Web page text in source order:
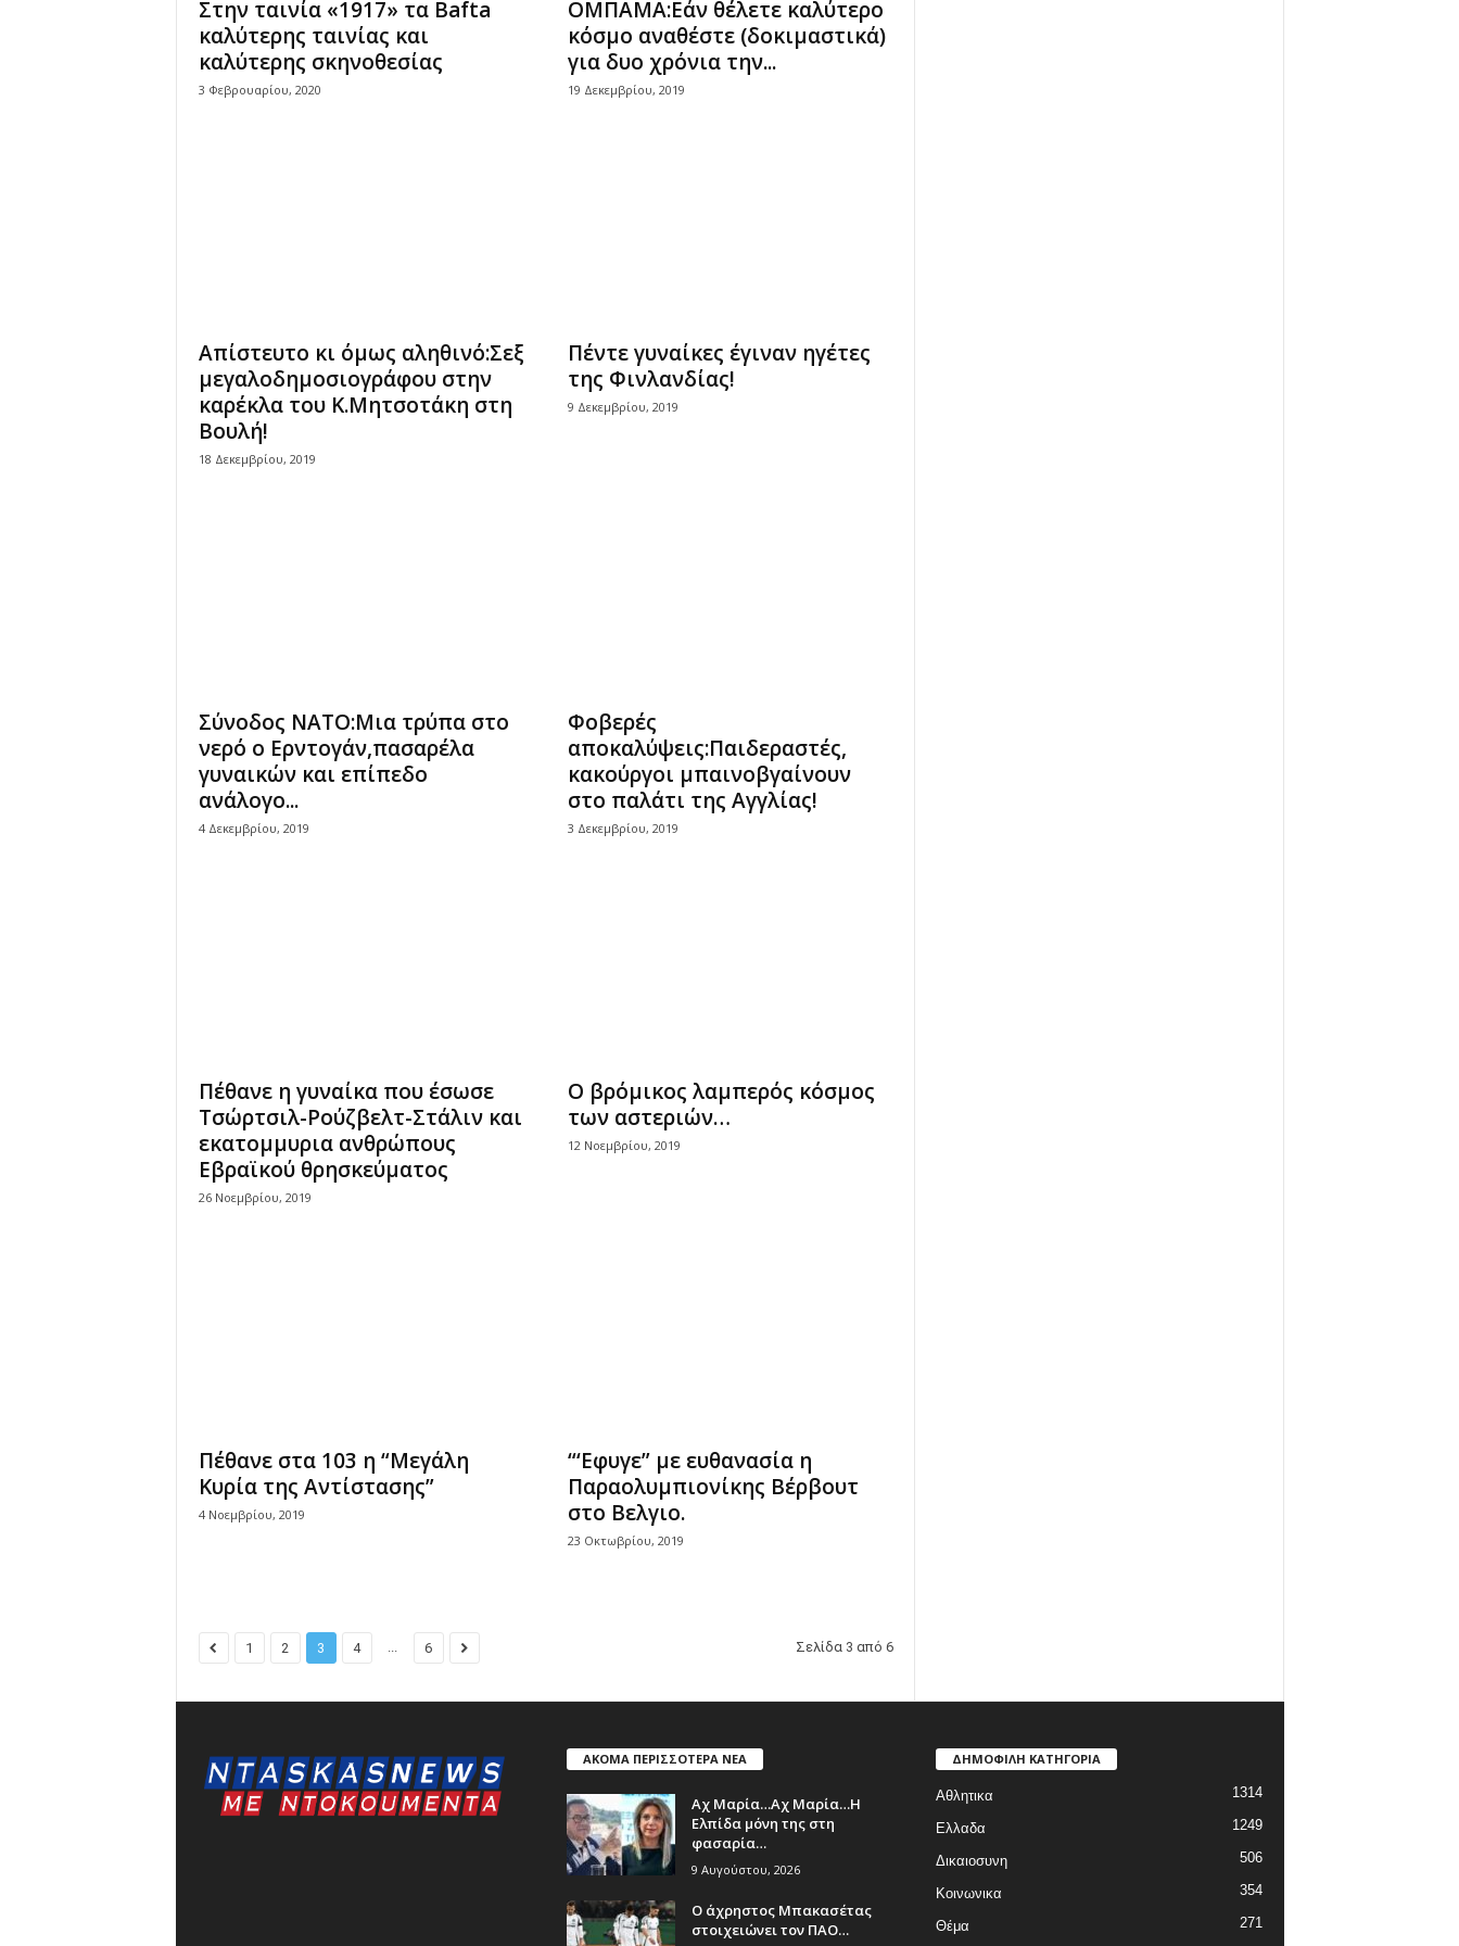
Στην ταινία «1917» τα Bafta
καλύτερης ταινίας και
καλύτερης σκηνοθεσίας
3 Φεβρουαρίου, 2020
ΟΜΠΑΜΑ:Εάν θέλετε καλύτερο
κόσμο αναθέστε (δοκιμαστικά)
για δυο χρόνια την...
19 Δεκεμβρίου, 2019
Απίστευτο κι όμως αληθινό:Σεξ
μεγαλοδημοσιογράφου στην
καρέκλα του Κ.Μητσοτάκη στη
Βουλή!
18 Δεκεμβρίου, 2019
Πέντε γυναίκες έγιναν ηγέτες
της Φινλανδίας!
9 Δεκεμβρίου, 2019
Σύνοδος ΝΑΤΟ:Μια τρύπα στο
νερό ο Ερντογάν,πασαρέλα
γυναικών και επίπεδο
ανάλογο...
4 Δεκεμβρίου, 2019
Φοβερές
αποκαλύψεις:Παιδεραστές,
κακούργοι μπαινοβγαίνουν
στο παλάτι της Αγγλίας!
3 Δεκεμβρίου, 2019
Πέθανε η γυναίκα που έσωσε
Τσώρτσιλ-Ρούζβελτ-Στάλιν και
εκατομμυρια ανθρώπους
Εβραϊκού θρησκεύματος
26 Νοεμβρίου, 2019
Ο βρόμικος λαμπερός κόσμος
των αστεριών…
12 Νοεμβρίου, 2019
Πέθανε στα 103 η “Μεγάλη
Κυρία της Αντίστασης”
4 Νοεμβρίου, 2019
“‘Εφυγε” με ευθανασία η
Παραολυμπιονίκης Βέρβουτ
στο Βελγιο.
23 Οκτωβρίου, 2019
1 2 3 4 ... 6 Σελίδα 3 από 6
ΑΚΟΜΑ ΠΕΡΙΣΣΟΤΕΡΑ ΝΕΑ
Aχ Μαρία…Αχ Μαρία…Η
Ελπίδα μόνη της στη
φασαρία…
9 Αυγούστου, 2026
Ο άχρηστος Μπακασέτας
στοιχειώνει τον ΠΑΟ…
ΔΗΜΟΦΙΛΗ ΚΑΤΗΓΟΡΙΑ
Αθλητικα 1314
Ελλαδα 1249
Δικαιοσυνη 506
Κοινωνικα 354
Θέμα 271